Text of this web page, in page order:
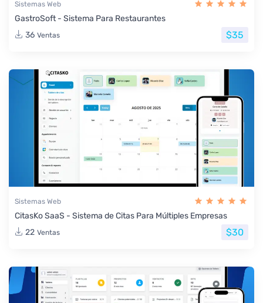
Sistemas Web
GastroSoft - Sistema Para Restaurantes
36 Ventas $35
Sistemas Web
CitasKo SaaS - Sistema de Citas Para Múltiples Empresas
22 Ventas $30